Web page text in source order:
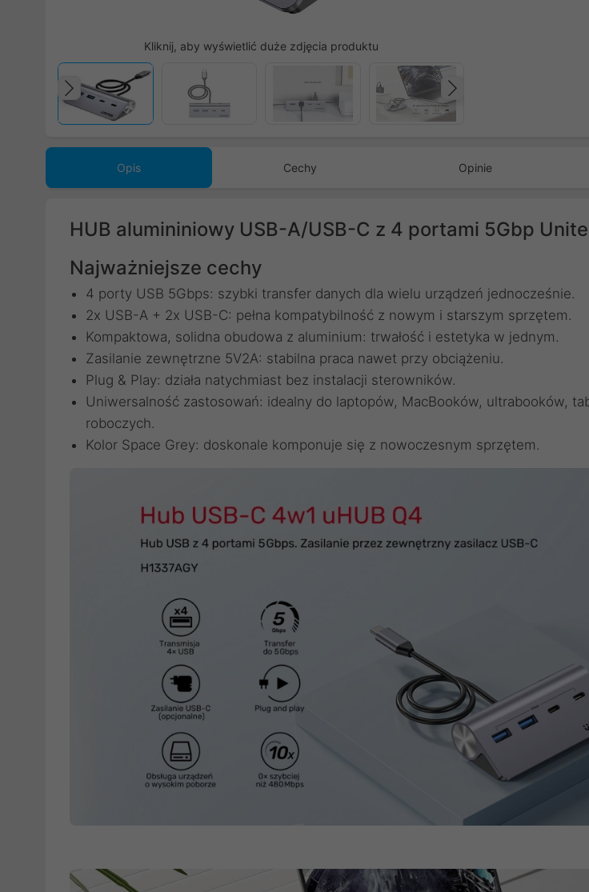
Kliknij, aby wyświetlić duże zdjęcia produktu
Poprzedni
Opis Cechy Opinie
HUB alumininiowy USB-A/USB-C z 4 portami 5Gbp
Najważniejsze cechy
4 porty USB 5Gbps: szybki transfer danych dla wielu urządzeń jednocześnie.
2x USB-A + 2x USB-C: pełna kompatybilność z nowym i starszym sprzętem.
Kompaktowa, solidna obudowa z aluminium: trwałość i estetyka w jednym.
Zasilanie zewnętrzne 5V2A: stabilna praca nawet przy obciążeniu.
Plug & Play: działa natychmiast bez instalacji sterowników.
Uniwersalność zastosowań: idealny do laptopów, MacBooków, ultrabooków,
roboczych.
Kolor Space Grey: doskonale komponuje się z nowoczesnym sprzętem.